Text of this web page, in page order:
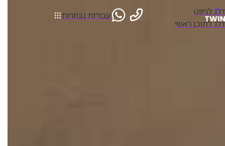
דלג לניווט
דלג לתוכן ראשי
עבודות נבחרות